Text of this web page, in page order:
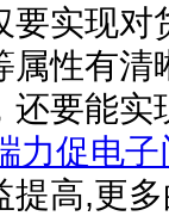
实现
属性有
还要能实
力促电
提高,更